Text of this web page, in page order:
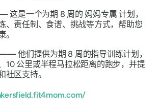
这是一个为期 8 周的妈妈专属 计划，
、责任制、食谱、挑战等方式，帮助您
。
——他们提供为期 8 周的指导训练计划，
10 公里或半程马拉松距离的跑步，并提
社区支持。